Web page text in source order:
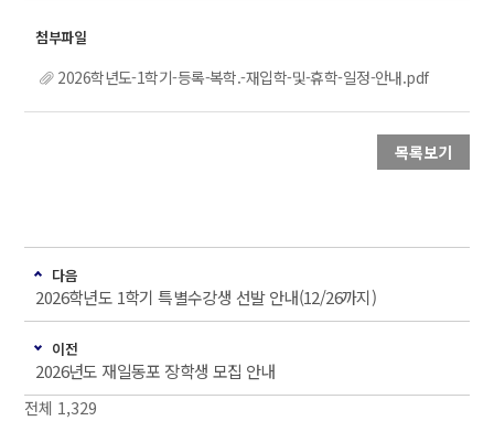
2026학년도-1학기-등록-복학.-재입학-및-휴학-일정-안내.pdf
목록보기
다음
2026학년도 1학기 특별수강생 선발 안내(12/26까지)
이전
2026년도 재일동포 장학생 모집 안내
전체 1,329